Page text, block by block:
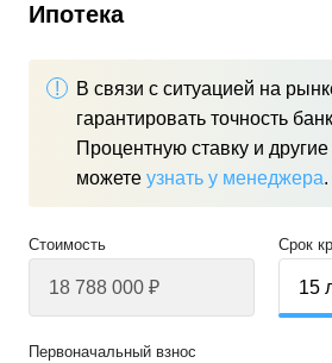
Ипотека
В связи с ситуацией на
гарантировать точность
Процентную ставку и
можете узнать у менеджера.
Стоимость
Первоначальный взнос
Срок